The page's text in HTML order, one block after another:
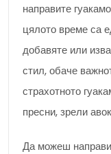
направите
цялото време са
добавяте или
стил, обаче
страхотното
пресни, зрели
Да можеш